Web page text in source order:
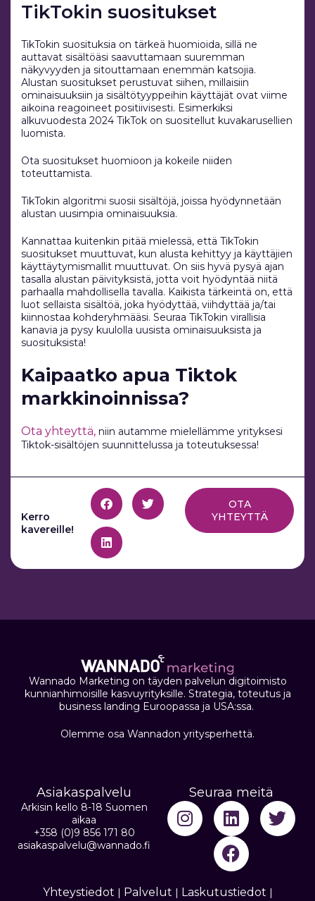
TikTokin suositukset
TikTokin suosituksia on tärkeä huomioida, sillä ne
auttavat sisältöäsi saavuttamaan suuremman
näkyvyyden ja sitouttamaan enemmän katsojia.
Alustan suositukset perustuvat siihen, millaisiin
ominaisuuksiin ja sisältötyyppeihin käyttäjät ovat viime
aikoina reagoineet positiivisesti. Esimerkiksi
alkuvuodesta 2024 TikTok on suositellut kuvakarusellien
luomista.
Ota suositukset huomioon ja kokeile niiden
toteuttamista.
TikTokin algoritmi suosii sisältöjä, joissa hyödynnetään
alustan uusimpia ominaisuuksia.
Kannattaa kuitenkin pitää mielessä, että TikTokin
suositukset muuttuvat, kun alusta kehittyy ja käyttäjien
käyttäytymismallit muuttuvat. On siis hyvä pysyä ajan
tasalla alustan päivityksistä, jotta voit hyödyntää niitä
parhaalla mahdollisella tavalla. Kaikista tärkeintä on, että
luot sellaista sisältöä, joka hyödyttää, viihdyttää ja/tai
kiinnostaa kohderyhmääsi. Seuraa TikTokin virallisia
kanavia ja pysy kuulolla uusista ominaisuuksista ja
suosituksista!
Kaipaatko apua Tiktok
markkinoinnissa?
Ota yhteyttä, niin autamme mielellämme yrityksesi
Tiktok-sisältöjen suunnittelussa ja toteutuksessa!
Kerro
kavereille!
OTA
YHTEYTTÄ
Wannado Marketing on täyden palvelun digitoimisto
kunnianhimoisille kasvuyrityksille. Strategia, toteutus ja
business landing Euroopassa ja USA:ssa.
Olemme osa Wannadon yritysperhettä.
Asiakaspalvelu
Arkisin kello 8-18 Suomen
aikaa
+358 (0)9 856 171 80
asiakaspalvelu@wannado.fi
Seuraa meitä
Yhteystiedot | Palvelut | Laskutustiedot |